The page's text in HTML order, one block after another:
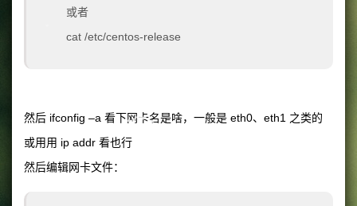
或者
cat /etc/centos-release
然后 ifconfig –a 看下网卡名是啥，一般是 eth0、eth1 之类的
或用用 ip addr 看也行
然后编辑网卡文件： ❄